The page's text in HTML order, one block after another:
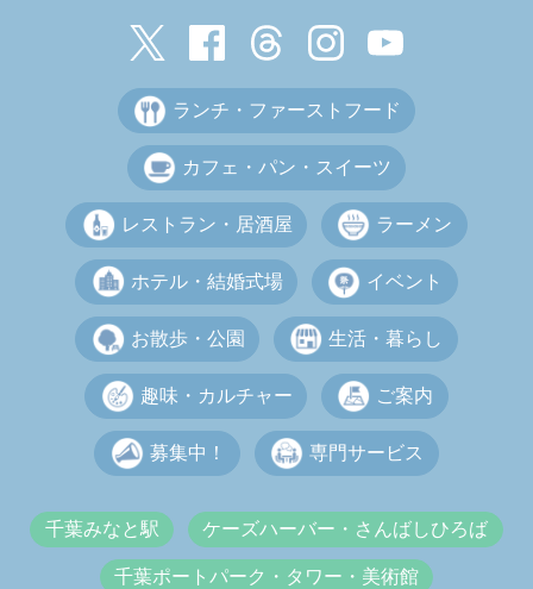
ランチ・ファーストフード
カフェ・パン・スイーツ
レストラン・居酒屋 ラーメン
ホテル・結婚式場 イベント
お散歩・公園 生活・暮らし
趣味・カルチャー ご案内
募集中！ 専門サービス
千葉みなと駅 ケーズハーバー・さんばしひろば
千葉ポートパーク・タワー・美術館